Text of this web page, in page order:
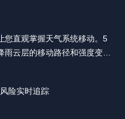
您直观掌握天气系统移动。5
雨云层的移动路径和强度变
险实时追踪